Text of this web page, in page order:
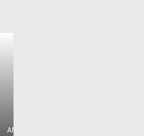
ANIMATIONSSERIE